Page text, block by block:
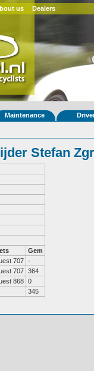
us Dealers
Maintenance
Stefan
Gem
707 -
707 364
868 0
345